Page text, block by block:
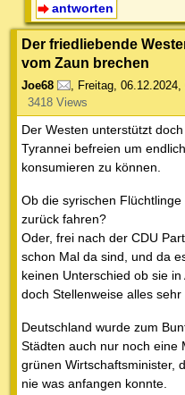
antworten
Der friedliebende
vom Zaun brechen
Joe68 , Freitag, 06.12.2024,
3418 Views
Der Westen unterstützt
Tyrannei befreien um
konsumieren zu können.
Ob die syrischen
zurück fahren?
Oder, frei nach der CDU
schon Mal da sind, und da
keinen Unterschied ob sie
doch Stellenweise alles sehr
Deutschland wurde zum
Städten auch nur noch eine
grünen Wirtschaftsminister,
nie was anfangen konnte.